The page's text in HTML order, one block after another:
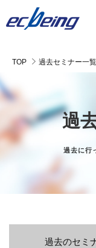
TOP 過去セミナー一覧
過
過去に行
過去のセミ